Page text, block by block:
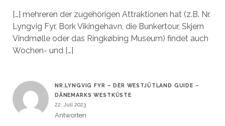
[…] mehreren der zugehörigen Attraktionen hat (z.B. Nr.
Lyngvig Fyr, Bork Vikingehavn, die Bunkertour, Skjern
Vindmølle oder das Ringkøbing Museum) findet auch
Wochen- und […]
NR.LYNGVIG FYR – DER WESTJÜTLAND GUIDE –
DÄNEMARKS WESTKÜSTE
22. Juli 2023
Antworten